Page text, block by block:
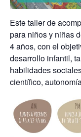
Este taller de
para niños y niñas
4 años, con el
desarrollo infantil,
habilidades
científico,